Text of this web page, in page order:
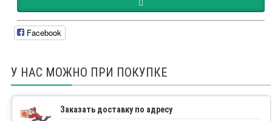
Facebook
У НАС МОЖНО ПРИ ПОКУПКЕ
Заказать доставку по адресу